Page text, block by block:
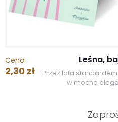
Cena
2,30 zł
Leśna,
Przez lata
w mocno